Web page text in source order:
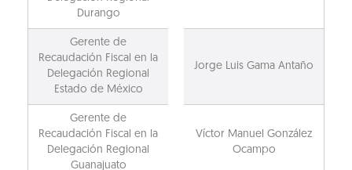
Durango
Gerente de
Recaudación Fiscal en la
Delegación Regional
Estado de México
Jorge Luis Gama Antaño
Gerente de
Recaudación Fiscal en la
Delegación Regional
Guanajuato
Víctor Manuel González
Ocampo